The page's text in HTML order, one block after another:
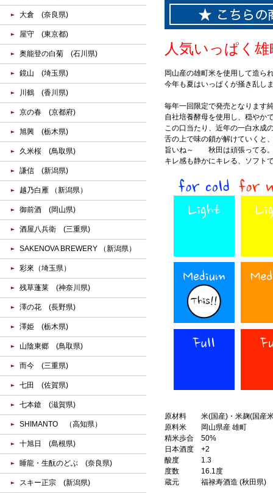
人気いっぱく
岡山産の雄町米を使用して造ら
今年も夏はいっぱくが掻き乱し
毎年一回限定で発売となります
自社培養酵母を使用し、穏やか
この口当たり、近年の一白水成
舌の上で味の鎖が解けていくと
旨いね～ 秋田は頑張ってる。
キレ感も静かにキレる、ソフト
原材料
米(国産)・米麹(国産
原料米
岡山県産 雄町
精米歩合
50%
日本酒度
+2
酸度
1.3
度数
16.1度
蔵元
福禄寿酒造 (秋田県)
大倉 (奈良県)
屋守 (東京都)
奥能登の白菊 (石川県)
鏡山 (埼玉県)
川鶴 (香川県)
京の春 (京都府)
旭興 (栃木県)
久米桜 (鳥取県)
謙信 (新潟県)
越乃白雁 （新潟県）
御前酒 (岡山県)
酒屋八兵衛 (三重県)
SAKENOVA BREWERY （新潟県）
彩來（埼玉県）
残草蓬莱 (神奈川県)
澤の花 (長野県)
澤姫 (栃木県)
山陰東郷 (鳥取県)
而今 (三重県)
七田 (佐賀県)
七本鎗 (滋賀県)
SHIMANTO （高知県）
十旭日 (島根県)
睡龍・生酛のどぶ (奈良県)
スキー正宗 (新潟県)